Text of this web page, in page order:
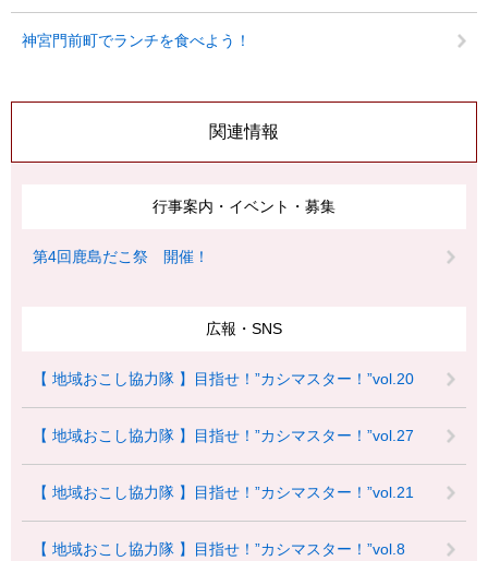
神宮門前町でランチを食べよう！
関連情報
行事案内・イベント・募集
第4回鹿島だこ祭 開催！
広報・SNS
【 地域おこし協力隊 】目指せ！”カシマスター！”vol.20
【 地域おこし協力隊 】目指せ！”カシマスター！”vol.27
【 地域おこし協力隊 】目指せ！”カシマスター！”vol.21
【 地域おこし協力隊 】目指せ！”カシマスター！”vol.8